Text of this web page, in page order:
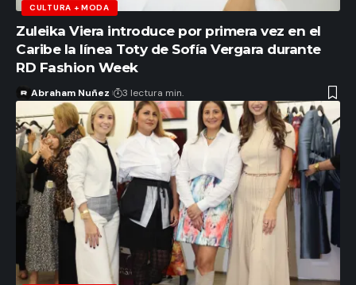
CULTURA + MODA
Zuleika Viera introduce por primera vez en el
Caribe la línea Toty de Sofía Vergara durante
RD Fashion Week
Abraham Nuñez 3 lectura min.